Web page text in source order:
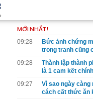
MỚI NHẤT!
09:28
Bức ảnh chứng
trong tranh cũng
09:28
Thành lập thành
là 1 cam kết
09:27
Vì sao ngày càng
cách cất thức ăn